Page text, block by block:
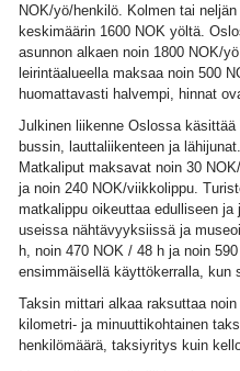
NOK/yö/henkilö. Kolmen tai
keskimäärin 1600 NOK yöltä.
asunnon alkaen noin 1800 NOK/
leirintäalueella maksaa noin 500
huomattavasti halvempi, hinnat
Julkinen liikenne Oslossa käsittää
bussin, lauttaliikenteen ja
Matkaliput maksavat noin 30
ja noin 240 NOK/viikkolippu.
matkalippu oikeuttaa edulliseen
useissa nähtävyyksiissä ja
h, noin 470 NOK / 48 h ja noin
ensimmäisellä käyttökerralla, kun
Taksin mittari alkaa raksuttaa
kilometri- ja minuuttikohtainen
henkilömäärä, taksiyritys kuin